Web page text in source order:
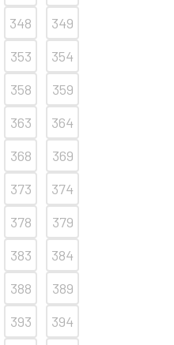
348
349
353
354
358
359
363
364
368
369
373
374
378
379
383
384
388
389
393
394